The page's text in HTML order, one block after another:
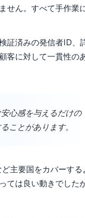
せん。すべて手作業
証済みの発信者ID、
客に対して一貫性の
心感を与えるだけの
ことがあります。
主要国をカバーする
は良い動きでしたが